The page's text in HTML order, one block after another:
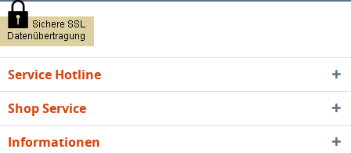
Service Hotline
Shop Service
Informationen